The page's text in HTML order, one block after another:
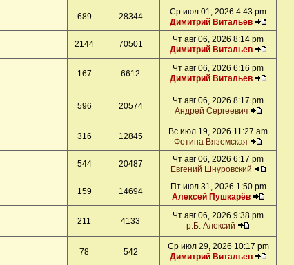
689 28344
Ср июл 01, 2026 4:43 pm
Димитрий Витальев
2144 70501
Чт авг 06, 2026 8:14 pm
Димитрий Витальев
167 6612
Чт авг 06, 2026 6:16 pm
Димитрий Витальев
596 20574
Чт авг 06, 2026 8:17 pm
Андрей Сергеевич
316 12845
Вс июл 19, 2026 11:27 am
Фотина Вяземская
544 20487
Чт авг 06, 2026 6:17 pm
Евгений Шнуровский
159 14694
Пт июл 31, 2026 1:50 pm
Алексей Пушкарёв
211 4133
Чт авг 06, 2026 9:38 pm
р.Б. Алексий
78 542
Ср июл 29, 2026 10:17 pm
Димитрий Витальев